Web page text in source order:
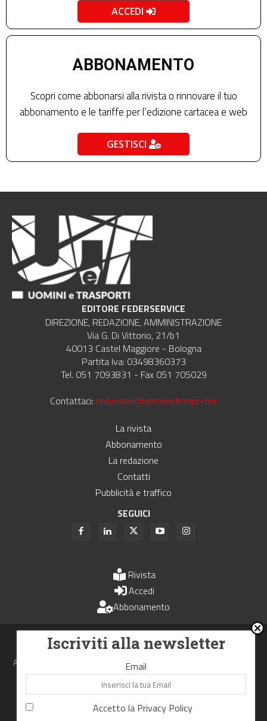
ACCEDI
ABBONAMENTO
Scopri come abbonarsi alla rivista o rinnovare il tuo
abbonamento e le tariffe per l’edizione cartacea e web
GESTISCI
EDITORE FEDERSERVICE
DIREZIONE, REDAZIONE, AMMINISTRAZIONE
Via G. Di Vittorio, 21/b1
40013 Castel Maggiore - Bologna
Partita Iva: 03498360373
Tel. 051 7093831 - Fax 051 705029
Contattaci: redazione@uominietrasporti.it
La rivista
Abbonamento
La redazione
Contatti
Pubblicità e traffico
SEGUICI
Rivista
Accedi
Abbonamento
Uomini e Trasporti è un periodico associato all'Unione Stampa
Periodica Italiana - USPI
Autorizzazione del Tribunale di Bologna N.4993 del 15 giugno 1982
Webdesign made inNowhere
RIPRODUZIONE RISERVATA Privacy Policy Cookie Policy
Iscriviti alla newsletter
Email
Accetto la Privacy Policy